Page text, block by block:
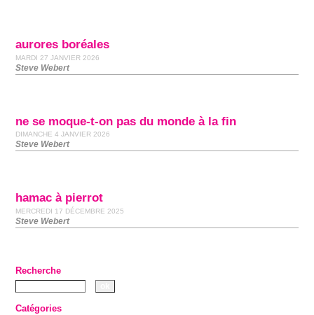
aurores boréales
MARDI 27 JANVIER 2026
Steve Webert
ne se moque-t-on pas du monde à la fin
DIMANCHE 4 JANVIER 2026
Steve Webert
hamac à pierrot
MERCREDI 17 DÉCEMBRE 2025
Steve Webert
Recherche
Catégories